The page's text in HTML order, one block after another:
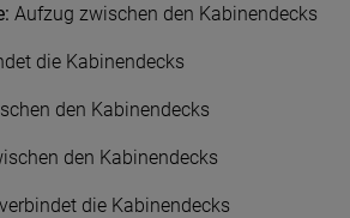
Aufzug zwischen den Kabinendecks
die Kabinendecks
den Kabinendecks
den Kabinendecks
die Kabinendecks